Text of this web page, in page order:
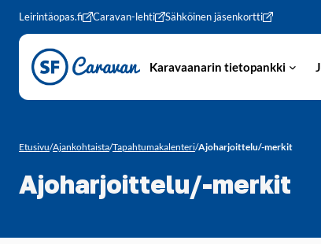
Siirry sivun sisältöön
Leirintäopas.fi Caravan-lehti Sähköinen jäsenkortti
Karavaanarin tietopankki
Etusivu/Ajankohtaista/Tapahtumakalenteri/Ajoharjoittelu/-merkit
Ajoharjoittelu/-merkit